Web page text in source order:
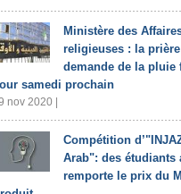
Ministère des
religieuses : la
demande de la pluie
samedi prochain
nov 2020 |
Compétition
Arab": des étudiants
remporte le prix du